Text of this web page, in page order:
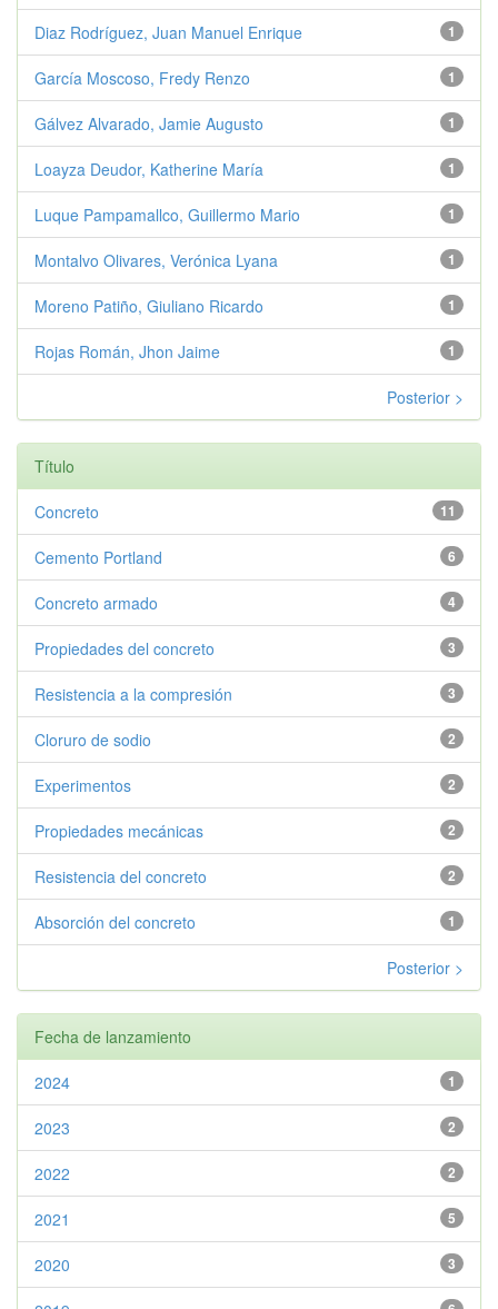
1
Diaz Rodríguez, Juan Manuel Enrique
1
García Moscoso, Fredy Renzo
1
Gálvez Alvarado, Jamie Augusto
1
Loayza Deudor, Katherine María
1
Luque Pampamallco, Guillermo Mario
1
Montalvo Olivares, Verónica Lyana
1
Moreno Patiño, Giuliano Ricardo
1
Rojas Román, Jhon Jaime
Posterior >
Título
11
Concreto
6
Cemento Portland
4
Concreto armado
3
Propiedades del concreto
3
Resistencia a la compresión
2
Cloruro de sodio
2
Experimentos
2
Propiedades mecánicas
2
Resistencia del concreto
1
Absorción del concreto
Posterior >
Fecha de lanzamiento
1
2024
2
2023
2
2022
5
2021
3
2020